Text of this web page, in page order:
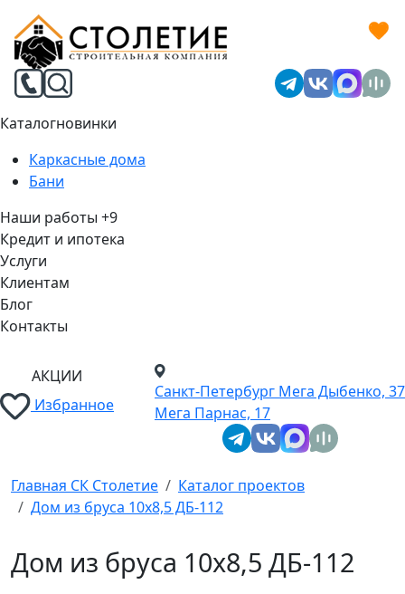
Каталогновинки
Каркасные дома
Бани
Наши работы +9
Кредит и ипотека
Услуги
Клиентам
Блог
Контакты
АКЦИИ
Избранное
Санкт-Петербург Мега Дыбенко, 37
Мега Парнас, 17
Главная СК Столетие
Каталог проектов
Дом из бруса 10x8,5 ДБ-112
Дом из бруса 10x8,5 ДБ-112